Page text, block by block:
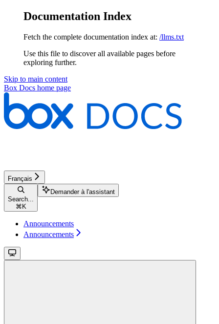
Documentation Index
Fetch the complete documentation index at: /llms.txt
Use this file to discover all available pages before
exploring further.
Skip to main content
Box Docs home page
Français
Search...
⌘ K
Demander à l'assistant
Announcements
Announcements